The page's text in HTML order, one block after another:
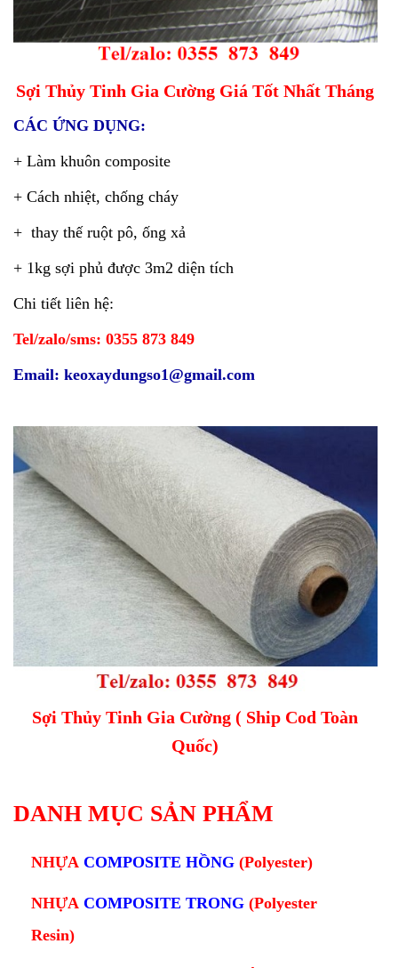
Sợi Thủy Tinh Gia Cường Giá Tốt Nhất Tháng
CÁC ỨNG DỤNG:
+ Làm khuôn composite
+ Cách nhiệt, chống cháy
+ thay thế ruột pô, ống xả
+ 1kg sợi phủ được 3m2 diện tích
Chi tiết liên hệ:
Tel/zalo/sms: 0355 873 849
Email: keoxaydungso1@gmail.com
Sợi Thủy Tinh Gia Cường ( Ship Cod Toàn
Quốc)
DANH MỤC SẢN PHẨM
NHỰA COMPOSITE HỒNG (Polyester)
NHỰA COMPOSITE TRONG (Polyester
Resin)